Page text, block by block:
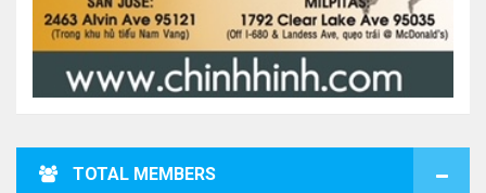
TOTAL MEMBERS